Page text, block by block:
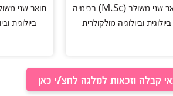
תואר שני משולב (M.Sc) בכימיה
ביולוגית וביולוגיה מולקולרית
ביולוגית
קבלה וזכאות למלגה לחצ/י כאן